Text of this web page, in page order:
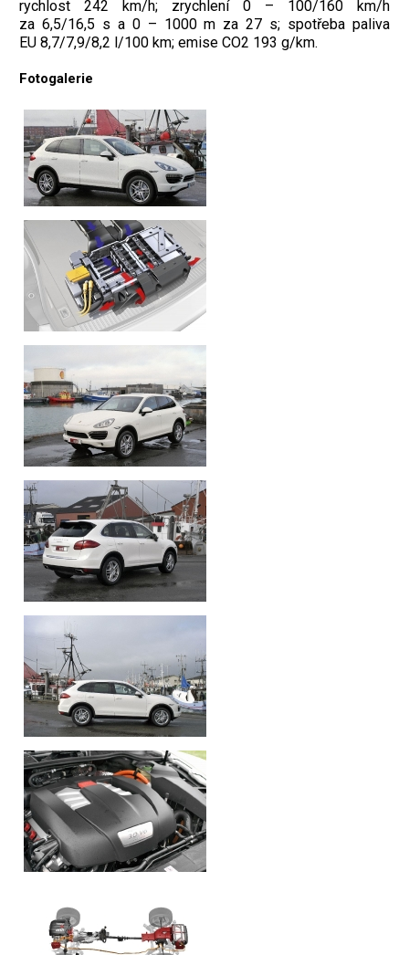
rychlost 242 km/h; zrychlení 0 – 100/160 km/h
za 6,5/16,5 s a 0 – 1000 m za 27 s; spotřeba paliva
EU 8,7/7,9/8,2 l/100 km; emise CO2 193 g/km.
Fotogalerie